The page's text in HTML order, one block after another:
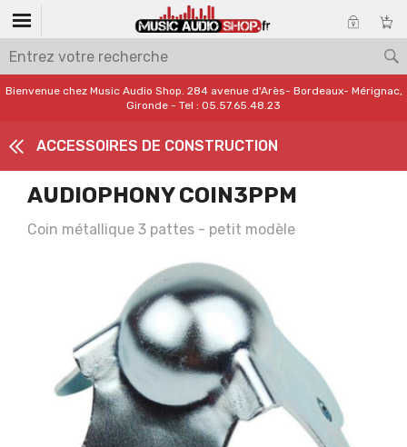
Bienvenue chez Music Audio Shop. 284 avenue d'Arès- Bordeaux- Mérignac,
Gironde - Tel : 05.57.65.48.23
ACCESSOIRES DE CONSTRUCTION
AUDIOPHONY COIN3PPM
Coin métallique 3 pattes - petit modèle